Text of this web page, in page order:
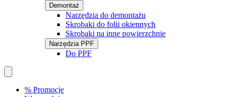
Demontaż
Narzędzia do demontażu
Skrobaki do folii okiennych
Skrobaki na inne powierzchnie
Narzędzia PPF
Do PPF
% Promocje